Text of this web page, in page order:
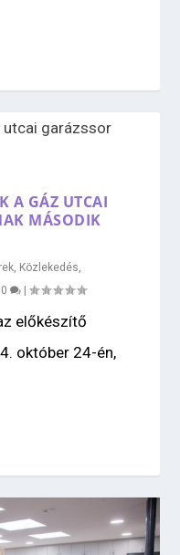
A GÁZ UTCAI
MÁSODIK
, Közlekedés,
0 |
előkészítő
október 24-én,